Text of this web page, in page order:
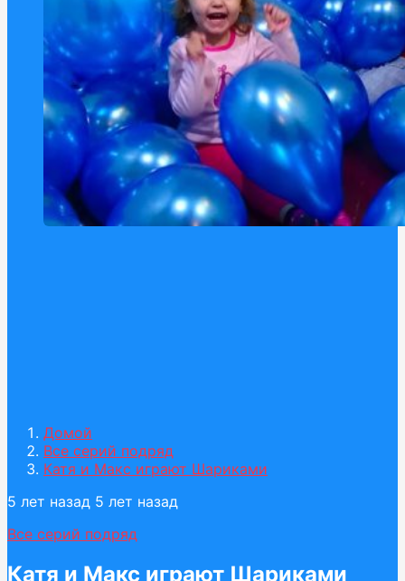
Домой
Все серий подряд
Катя и Макс играют Шариками
5 лет назад 5 лет назад
Все серий подряд
Катя и Макс играют Шариками